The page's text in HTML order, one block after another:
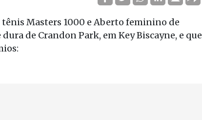
Masters 1000 e Aberto feminino de
de Crandon Park, em Key Biscayne, e que